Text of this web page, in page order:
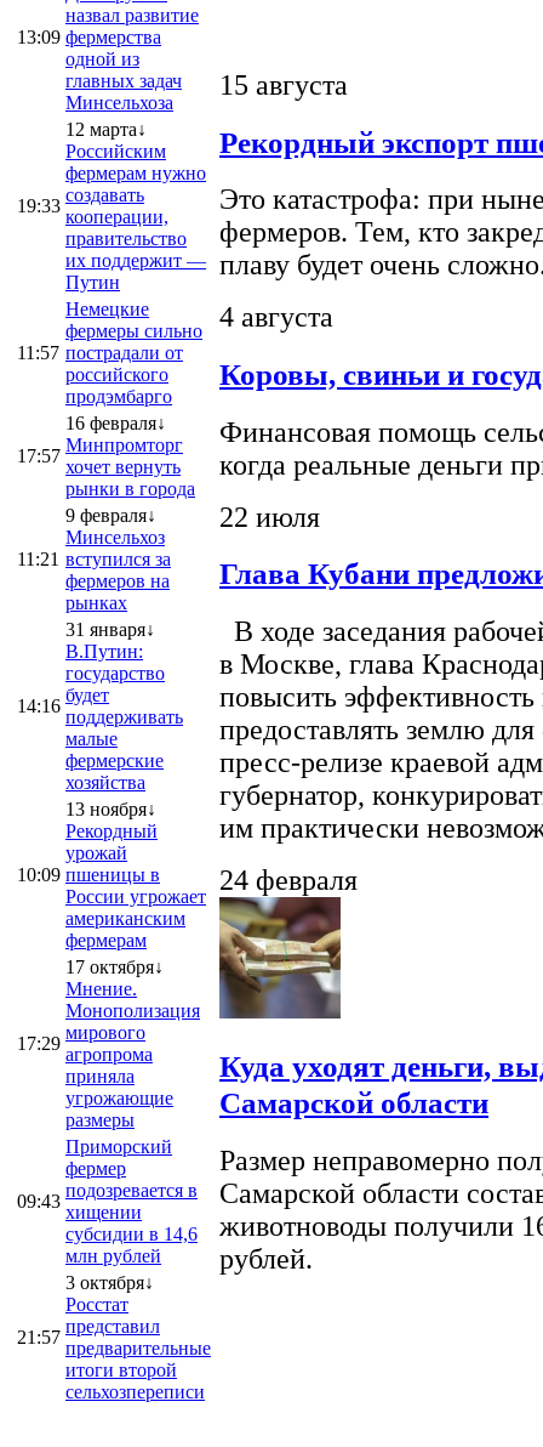
13:09
назвал развитие
фермерства
одной из
главных задач
Минсельхоза
19:33
12 марта↓
Российским
фермерам нужно
создавать
кооперации,
правительство
их поддержит —
Путин
11:57
Немецкие
фермеры сильно
пострадали от
российского
продэмбарго
17:57
16 февраля↓
Минпромторг
хочет вернуть
рынки в города
11:21
9 февраля↓
Минсельхоз
вступился за
фермеров на
рынках
14:16
31 января↓
В.Путин:
государство
будет
поддерживать
малые
фермерские
хозяйства
10:09
13 ноября↓
Рекордный
урожай
пшеницы в
России угрожает
американским
фермерам
17:29
17 октября↓
Мнение.
Монополизация
мирового
агропрома
приняла
угрожающие
размеры
09:43
Приморский
фермер
подозревается в
хищении
субсидии в 14,6
млн рублей
21:57
3 октября↓
Росстат
представил
предварительные
итоги второй
сельхозпереписи
15 августа
Рекордный экспорт
Это катастрофа: при
фермеров. Тем, кто
плаву будет очень
4 августа
Коровы, свиньи и
Финансовая помощь
когда реальные деньги
22 июля
Глава Кубани
В ходе заседания
в Москве, глава
повысить эффективность
предоставлять землю
пресс-релизе краевой
губернатор,
им практически
24 февраля
Куда уходят деньги,
Самарской области
Размер неправомерно
Самарской области
животноводы получили
рублей.